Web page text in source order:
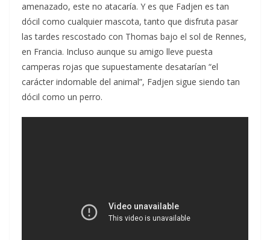
amenazado, este no atacaría. Y es que Fadjen es tan
dócil como cualquier mascota, tanto que disfruta pasar
las tardes rescostado con Thomas bajo el sol de Rennes,
en Francia. Incluso aunque su amigo lleve puesta
camperas rojas que supuestamente desatarían “el
carácter indomable del animal”, Fadjen sigue siendo tan
dócil como un perro.